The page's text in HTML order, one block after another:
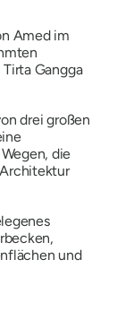
Amed im
Gangga
drei großen
die
und